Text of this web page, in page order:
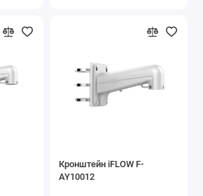
Кронштейн iFLOW F-
AY10012